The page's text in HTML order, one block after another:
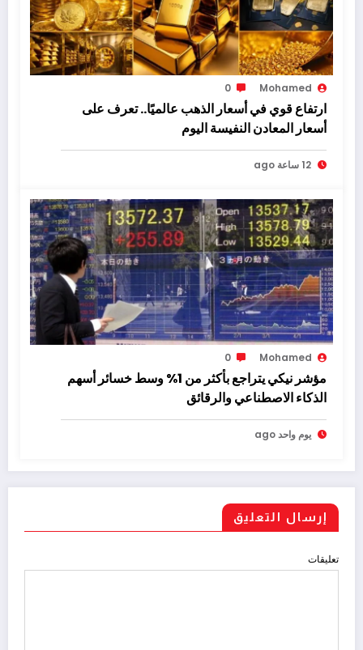
Mohamed
0
ارتفاع قوي في أسعار الذهب عالميًا.. تعرف على
أسعار المعادن النفيسة اليوم
12 ساعة ago
Mohamed
0
مؤشر نيكي يتراجع بأكثر من 1% وسط خسائر أسهم
الذكاء الاصطناعي والرقائق
يوم واحد ago
إرسال التعليق
تعليقات